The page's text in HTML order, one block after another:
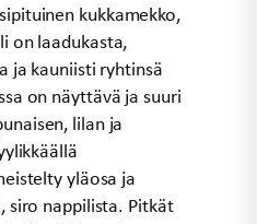
kukkamekko,
on laadukasta,
ja kauniisti ryhtinsä
on näyttävä ja suuri
lilan ja
yläosa ja
siro nappilista. Pitkät